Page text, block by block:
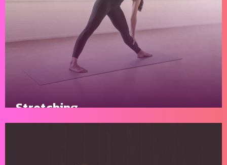
Stretching
Vous sentez que votre corps est raide, que vos